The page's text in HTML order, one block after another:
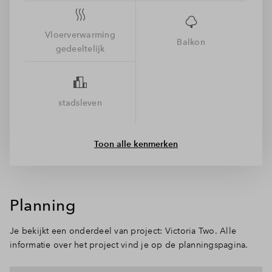
van Hoofddorp waar urban wonen samenkomt met groen en
internationale allure. Je woont hier duurzaam met
energielabel A, in een autoluwe en groene omgeving waar je
via de lift zo op je etage staat. Buiten wacht de vibe van de
station om de hoek. Lekker even in de zon zitten? Dat kan in
de gezamenlijk binnentuin of op het gedeelde terras. Of je nu
Vloerverwarming
gedeeltelijk
Balkon
stadsleven
Toon alle kenmerken
Planning
Je bekijkt een onderdeel van project: Victoria Two. Alle
informatie over het project vind je op de planningspagina.